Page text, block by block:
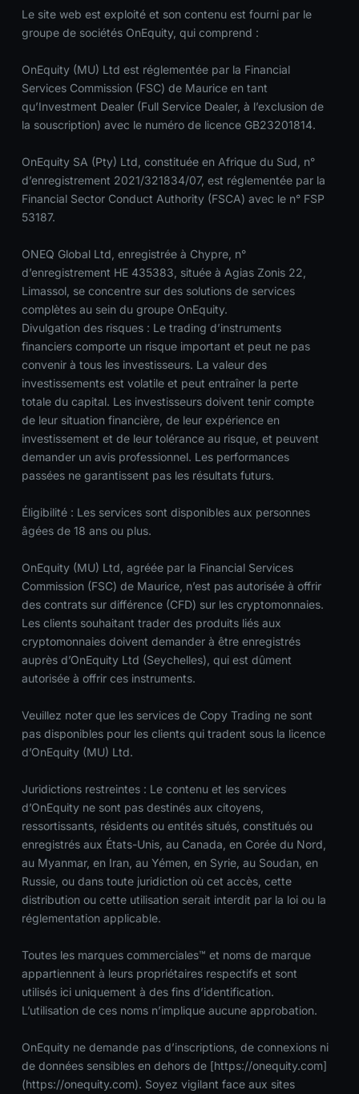
Le site web est exploité et son contenu est fourni par le
groupe de sociétés OnEquity, qui comprend :
OnEquity (MU) Ltd est réglementée par la Financial
Services Commission (FSC) de Maurice en tant
qu’Investment Dealer (Full Service Dealer, à l’exclusion de
la souscription) avec le numéro de licence GB23201814.
OnEquity SA (Pty) Ltd, constituée en Afrique du Sud, n°
d’enregistrement 2021/321834/07, est réglementée par la
Financial Sector Conduct Authority (FSCA) avec le n° FSP
53187.
ONEQ Global Ltd, enregistrée à Chypre, n°
d’enregistrement HE 435383, située à Agias Zonis 22,
Limassol, se concentre sur des solutions de services
complètes au sein du groupe OnEquity.
Divulgation des risques : Le trading d’instruments
financiers comporte un risque important et peut ne pas
convenir à tous les investisseurs. La valeur des
investissements est volatile et peut entraîner la perte
totale du capital. Les investisseurs doivent tenir compte
de leur situation financière, de leur expérience en
investissement et de leur tolérance au risque, et peuvent
demander un avis professionnel. Les performances
passées ne garantissent pas les résultats futurs.
Éligibilité : Les services sont disponibles aux personnes
âgées de 18 ans ou plus.
OnEquity (MU) Ltd, agréée par la Financial Services
Commission (FSC) de Maurice, n’est pas autorisée à offrir
des contrats sur différence (CFD) sur les cryptomonnaies.
Les clients souhaitant trader des produits liés aux
cryptomonnaies doivent demander à être enregistrés
auprès d’OnEquity Ltd (Seychelles), qui est dûment
autorisée à offrir ces instruments.
Veuillez noter que les services de Copy Trading ne sont
pas disponibles pour les clients qui tradent sous la licence
d’OnEquity (MU) Ltd.
Juridictions restreintes : Le contenu et les services
d’OnEquity ne sont pas destinés aux citoyens,
ressortissants, résidents ou entités situés, constitués ou
enregistrés aux États-Unis, au Canada, en Corée du Nord,
au Myanmar, en Iran, au Yémen, en Syrie, au Soudan, en
Russie, ou dans toute juridiction où cet accès, cette
distribution ou cette utilisation serait interdit par la loi ou la
réglementation applicable.
Toutes les marques commerciales™ et noms de marque
appartiennent à leurs propriétaires respectifs et sont
utilisés ici uniquement à des fins d’identification.
L’utilisation de ces noms n’implique aucune approbation.
OnEquity ne demande pas d’inscriptions, de connexions ni
de données sensibles en dehors de [https://onequity.com]
(https://onequity.com). Soyez vigilant face aux sites